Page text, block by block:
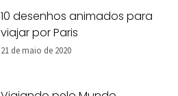
10 desenhos animados para
viajar por Paris
21 de maio de 2020